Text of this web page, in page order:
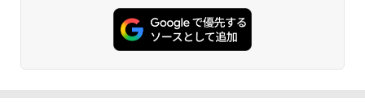
メイドインアビス (１５) (バンブーコミ
ックス)
￥-
溝端葵 1st写真集 「あおいままで。」
￥3,630